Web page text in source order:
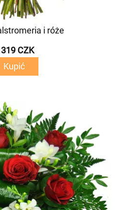
i róże
CZK
Kupić